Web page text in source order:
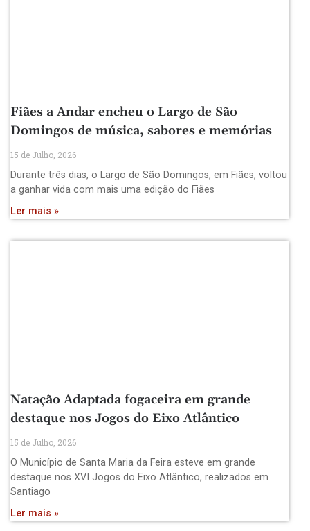
Fiães a Andar encheu o Largo de São
Domingos de música, sabores e memórias
15 de Julho, 2026
Durante três dias, o Largo de São Domingos, em Fiães, voltou
a ganhar vida com mais uma edição do Fiães
Ler mais »
Natação Adaptada fogaceira em grande
destaque nos Jogos do Eixo Atlântico
15 de Julho, 2026
O Município de Santa Maria da Feira esteve em grande
destaque nos XVI Jogos do Eixo Atlântico, realizados em
Santiago
Ler mais »